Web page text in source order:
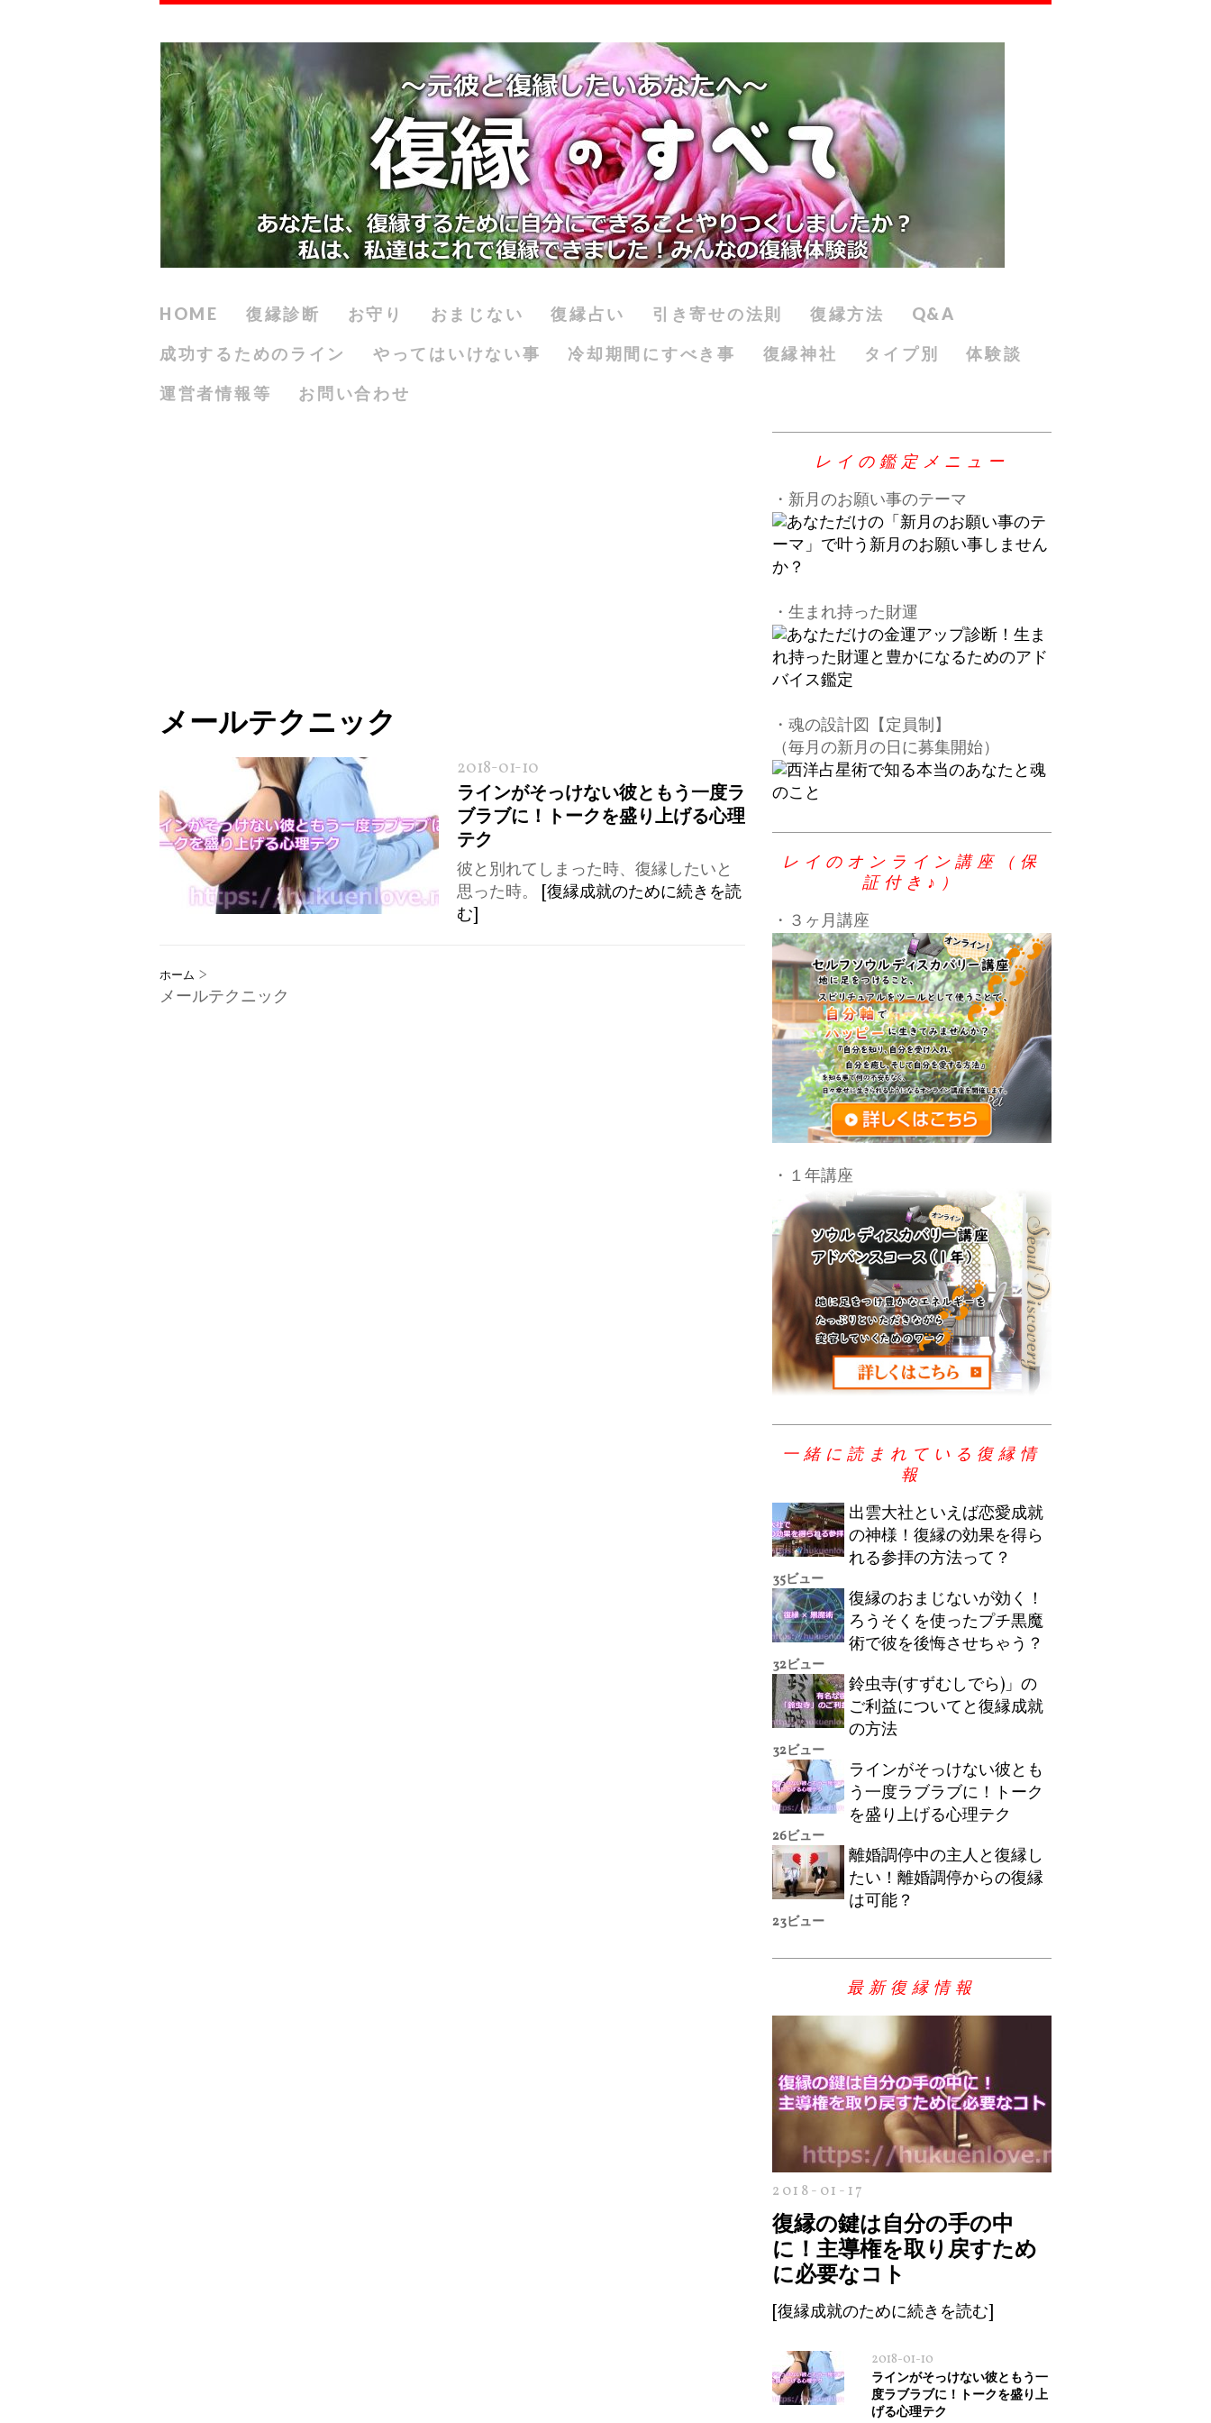
HOME 復縁診断 お守り おまじない 復縁占い 引き寄せの法則 復縁方法
Q&A
成功するためのライン
やってはいけない事 冷却期間にすべき事 復縁神社 タイプ別
体験談
運営者情報等
お問い合わせ
メールテクニック
2018-01-10
ラインがそっけない彼ともう一度ラ
ブラブに！トークを盛り上げる心理
テク
彼と別れてしまった時、復縁したいと
思った時。 [復縁成就のために続きを読
む]
ホーム >
メールテクニック
レイの鑑定メニュー
・新月のお願い事のテーマ
・生まれ持った財運
・魂の設計図【定員制】
（毎月の新月の日に募集開始）
レイのオンライン講座（保
証付き♪）
・３ヶ月講座
・１年講座
一緒に読まれている復縁情
報
出雲大社といえば恋愛成就
の神様！復縁の効果を得ら
れる参拝の方法って？
35ビュー
復縁のおまじないが効く！
ろうそくを使ったプチ黒魔
術で彼を後悔させちゃう？
32ビュー
鈴虫寺(すずむしでら)」の
ご利益についてと復縁成就
の方法
32ビュー
ラインがそっけない彼とも
う一度ラブラブに！トーク
を盛り上げる心理テク
26ビュー
離婚調停中の主人と復縁し
たい！離婚調停からの復縁
は可能？
23ビュー
最新復縁情報
2018-01-17
復縁の鍵は自分の手の中
に！主導権を取り戻すため
に必要なコト
[復縁成就のために続きを読む]
2018-01-10
ラインがそっけない彼ともう一
度ラブラブに！トークを盛り上
げる心理テク